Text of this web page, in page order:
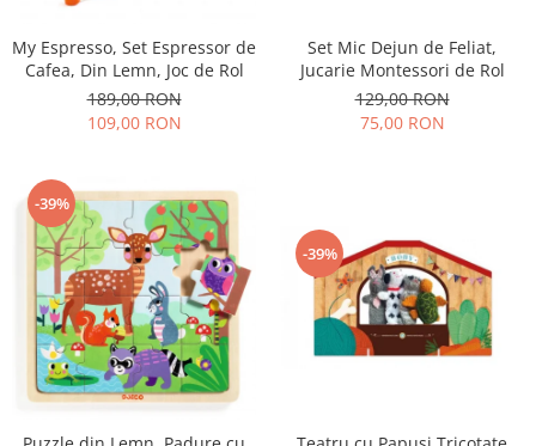
My Espresso, Set Espressor de
Cafea, Din Lemn, Joc de Rol
189,00 RON
109,00 RON
Set Mic Dejun de Feliat,
Jucarie Montessori de Rol
129,00 RON
75,00 RON
-39%
-39%